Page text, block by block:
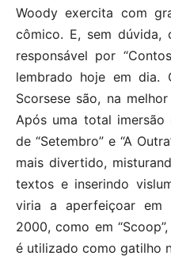
Woody exercita com
cômico. E, sem dúvida,
responsável por
lembrado hoje em dia.
Scorsese são, na
Após uma total imersão
de “Setembro” e “A
mais divertido,
textos e inserindo
viria a aperfeiçoar em
2000, como em
é utilizado como gatilho